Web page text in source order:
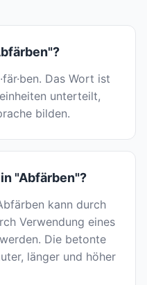
Das Wort ist
unterteilt,
bilden.
"Abfärben"?
kann durch
Verwendung eines
Die betonte
länger und höher